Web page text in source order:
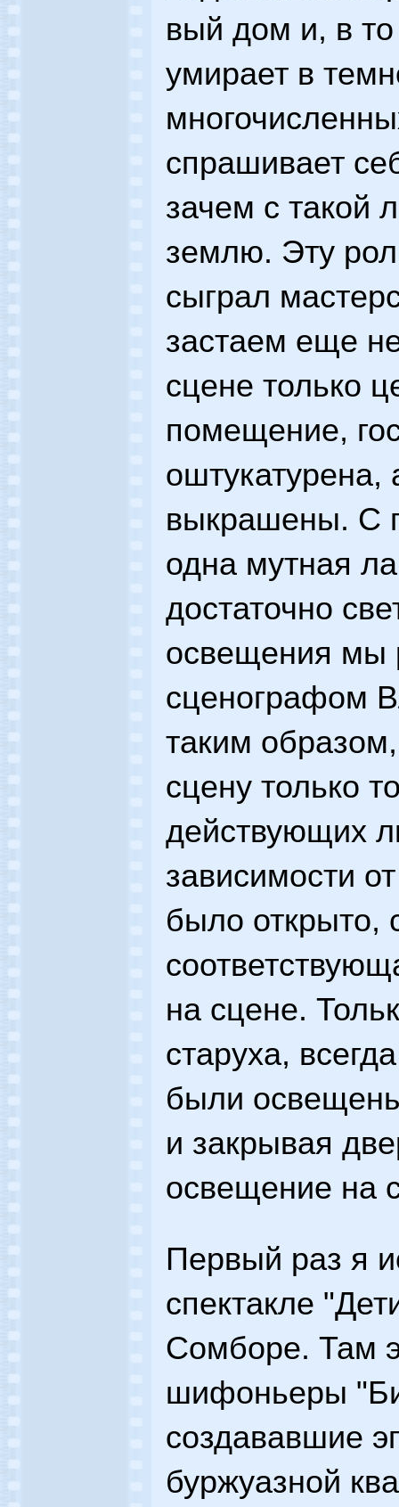
вый дом и, в то
умирает в
спрашивает
зачем с такой
землю. Эту
сыграл
застаем еще
сцене только
помещение,
выкрашены. С
одна мутная
достаточно
освещения мы
сценографом
таким
сцену только
действующих
зависимости
было открыто,
на сцене.
старуха,
были
и закрывая
освещение на
Первый раз я
спектакле
Сомборе. Там
шифоньеры
создававшие
буржуазной